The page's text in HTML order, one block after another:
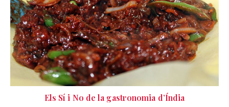
Els Sí i No de la gastronomia d’Índia